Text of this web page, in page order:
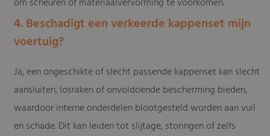
om scheuren of materiaalvervorming te voorkomen.
4. Beschadigt een verkeerde kappenset mijn
voertuig?
Ja, een ongeschikte of slecht passende kappenset kan slecht
aansluiten, losraken of onvoldoende bescherming bieden,
waardoor interne onderdelen blootgesteld worden aan vuil
en schade. Dit kan leiden tot slijtage, storingen of zelfs